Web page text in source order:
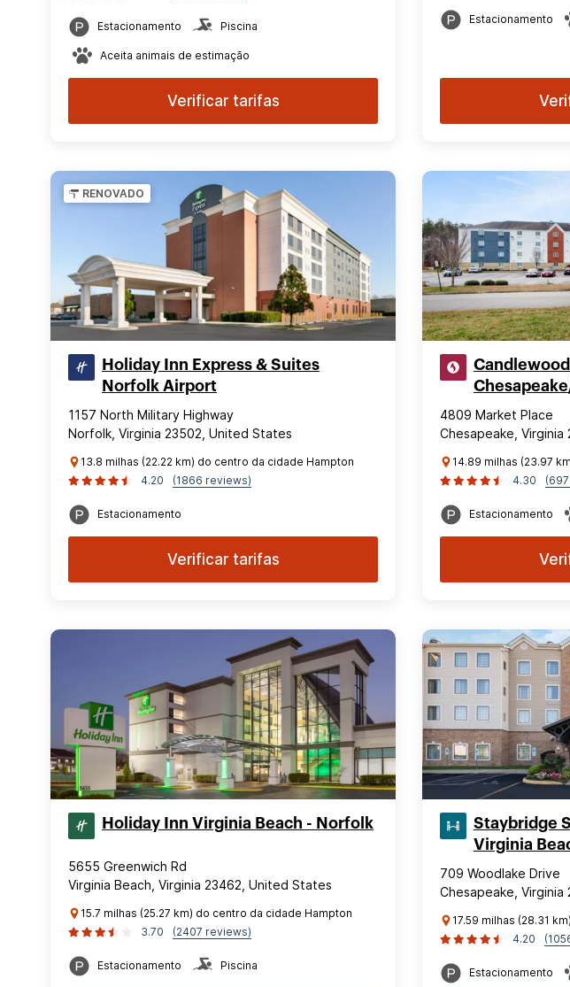
Estacionamento Piscina
Aceita animais de estimação
Verificar tarifas
Estacionamento
RENOVADO
Holiday Inn Express & Suites
Norfolk Airport
1157 North Military Highway
Norfolk, Virginia 23502, United States
13.8 milhas (22.22 km) do centro da cidade Hampton
4.20
(1866 reviews)
Estacionamento
Verificar tarifas
4809 Market Place
Chesapeake, Virginia
14.89 milhas (23.97
4.30
Estacionamento
Holiday Inn Virginia Beach - Norfolk
5655 Greenwich Rd
Virginia Beach, Virginia 23462, United States
15.7 milhas (25.27 km) do centro da cidade Hampton
3.70
(2407 reviews)
Estacionamento Piscina
Staybridge
Virginia
709 Woodlake Drive
Chesapeake,
17.59 milhas (28.31
4.20
Estacionamento